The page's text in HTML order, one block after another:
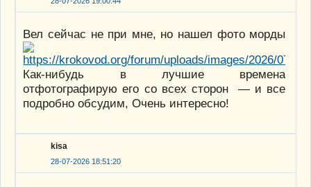
Вел сейчас не при мне, но нашел фото морды
Как-нибудь в лучшие времена
отфотографирую его со всех сторон — и все
подробно обсудим, Очень интересно!
kisa
28-07-2026 18:51:20